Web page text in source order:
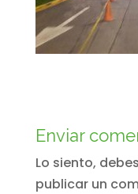
Enviar
Lo siento,
publicar un